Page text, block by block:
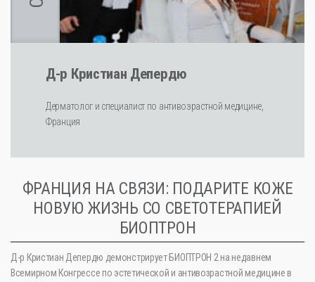
Д-р Кристиан Депердю
Дерматолог и специалист по антивозрастной медицине,
Франция
ФРАНЦИЯ НА СВЯЗИ: ПОДАРИТЕ КОЖЕ
НОВУЮ ЖИЗНЬ СО СВЕТОТЕРАПИЕЙ
БИОПТРОН
Д-р Кристиан Депердю демонстрирует БИОПТРОН 2 на недавнем
Всемирном Конгрессе по эстетической и антивозрастной медицине в